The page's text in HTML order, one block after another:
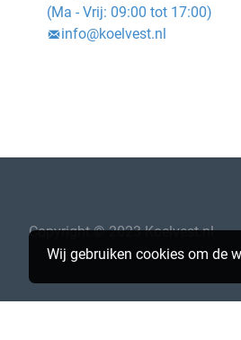
(Ma - Vrij: 09:00 tot 17:00)
info@koelvest.nl
Copyright © 2023 Koelvest.nl
Wij gebruiken cookies om de